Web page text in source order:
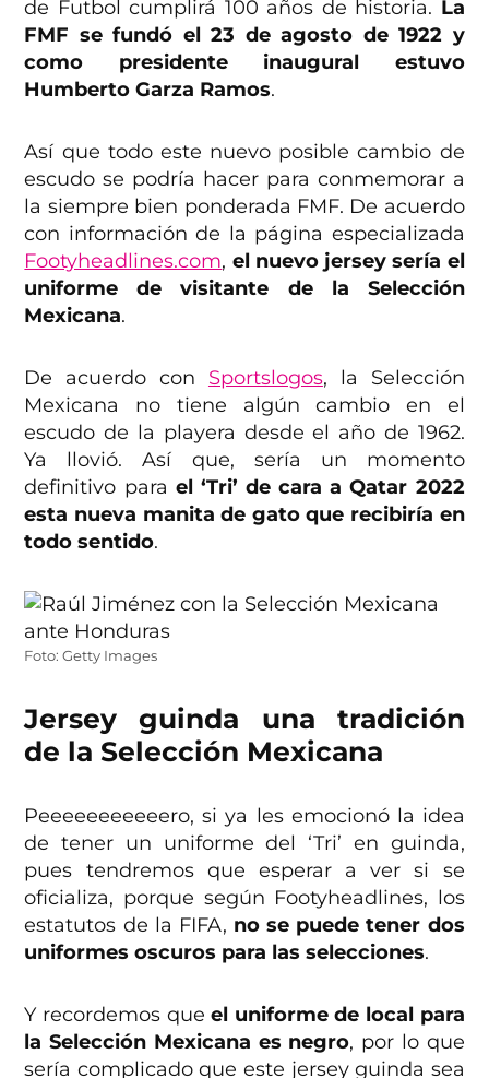
de Futbol cumplirá 100 años de historia. La
FMF se fundó el 23 de agosto de 1922 y
como presidente inaugural estuvo
Humberto Garza Ramos.
Así que todo este nuevo posible cambio de
escudo se podría hacer para conmemorar a
la siempre bien ponderada FMF. De acuerdo
con información de la página especializada
Footyheadlines.com, el nuevo jersey sería el
uniforme de visitante de la Selección
Mexicana.
De acuerdo con Sportslogos, la Selección
Mexicana no tiene algún cambio en el
escudo de la playera desde el año de 1962.
Ya llovió. Así que, sería un momento
definitivo para el ‘Tri’ de cara a Qatar 2022
esta nueva manita de gato que recibiría en
todo sentido.
Foto: Getty Images
Jersey guinda una tradición
de la Selección Mexicana
Peeeeeeeeeeero, si ya les emocionó la idea
de tener un uniforme del ‘Tri’ en guinda,
pues tendremos que esperar a ver si se
oficializa, porque según Footyheadlines, los
estatutos de la FIFA, no se puede tener dos
uniformes oscuros para las selecciones.
Y recordemos queel uniforme de local para
la Selección Mexicana es negro, por lo que
sería complicado que este jersey guinda sea